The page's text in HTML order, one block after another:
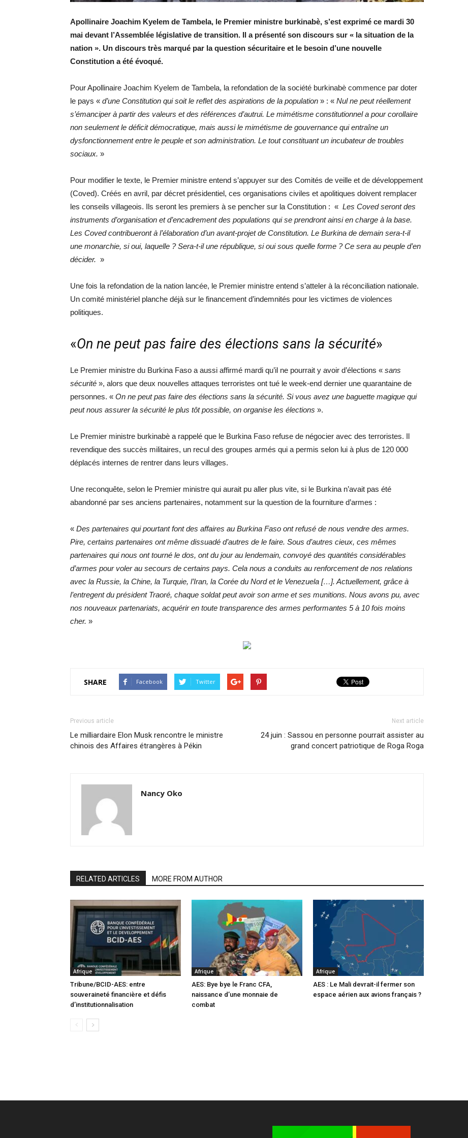
Apollinaire Joachim Kyelem de Tambela, le Premier ministre burkinabè, s’est exprimé ce mardi 30
mai devant l’Assemblée législative de transition. Il a présenté son discours sur « la situation de la
nation ». Un discours très marqué par la question sécuritaire et le besoin d’une nouvelle
Constitution a été évoqué.
Pour Apollinaire Joachim Kyelem de Tambela, la refondation de la société burkinabè commence par doter
le pays « d’une Constitution qui soit le reflet des aspirations de la population » : « Nul ne peut réellement
s’émanciper à partir des valeurs et des références d’autrui. Le mimétisme constitutionnel a pour corollaire
non seulement le déficit démocratique, mais aussi le mimétisme de gouvernance qui entraîne un
dysfonctionnement entre le peuple et son administration. Le tout constituant un incubateur de troubles
sociaux. »
Pour modifier le texte, le Premier ministre entend s’appuyer sur des Comités de veille et de développement
(Coved). Créés en avril, par décret présidentiel, ces organisations civiles et apolitiques doivent remplacer
les conseils villageois. Ils seront les premiers à se pencher sur la Constitution : « Les Coved seront des
instruments d’organisation et d’encadrement des populations qui se prendront ainsi en charge à la base.
Les Coved contribueront à l’élaboration d’un avant-projet de Constitution. Le Burkina de demain sera-t-il
une monarchie, si oui, laquelle ? Sera-t-il une république, si oui sous quelle forme ? Ce sera au peuple d’en
décider. »
Une fois la refondation de la nation lancée, le Premier ministre entend s’atteler à la réconciliation nationale.
Un comité ministériel planche déjà sur le financement d’indemnités pour les victimes de violences
politiques.
«On ne peut pas faire des élections sans la sécurité»
Le Premier ministre du Burkina Faso a aussi affirmé mardi qu’il ne pourrait y avoir d’élections « sans
sécurité », alors que deux nouvelles attaques terroristes ont tué le week-end dernier une quarantaine de
personnes. « On ne peut pas faire des élections sans la sécurité. Si vous avez une baguette magique qui
peut nous assurer la sécurité le plus tôt possible, on organise les élections ».
Le Premier ministre burkinabè a rappelé que le Burkina Faso refuse de négocier avec des terroristes. Il
revendique des succès militaires, un recul des groupes armés qui a permis selon lui à plus de 120 000
déplacés internes de rentrer dans leurs villages.
Une reconquête, selon le Premier ministre qui aurait pu aller plus vite, si le Burkina n’avait pas été
abandonné par ses anciens partenaires, notamment sur la question de la fourniture d’armes :
« Des partenaires qui pourtant font des affaires au Burkina Faso ont refusé de nous vendre des armes.
Pire, certains partenaires ont même dissuadé d’autres de le faire. Sous d’autres cieux, ces mêmes
partenaires qui nous ont tourné le dos, ont du jour au lendemain, convoyé des quantités considérables
d’armes pour voler au secours de certains pays. Cela nous a conduits au renforcement de nos relations
avec la Russie, la Chine, la Turquie, l’Iran, la Corée du Nord et le Venezuela […]. Actuellement, grâce à
l’entregent du président Traoré, chaque soldat peut avoir son arme et ses munitions. Nous avons pu, avec
nos nouveaux partenariats, acquérir en toute transparence des armes performantes 5 à 10 fois moins
cher. »
SHARE Facebook Twitter
Previous article
Le milliardaire Elon Musk rencontre le ministre
chinois des Affaires étrangères à Pékin
Next article
24 juin : Sassou en personne pourrait assister au
grand concert patriotique de Roga Roga
Nancy Oko
RELATED ARTICLES MORE FROM AUTHOR
Afrique
Tribune/BCID-AES: entre
souveraineté financière et défis
d’institutionnalisation
Afrique
AES: Bye bye le Franc CFA,
naissance d’une monnaie de
combat
Afrique
AES : Le Mali devrait-il fermer son
espace aérien aux avions français ?